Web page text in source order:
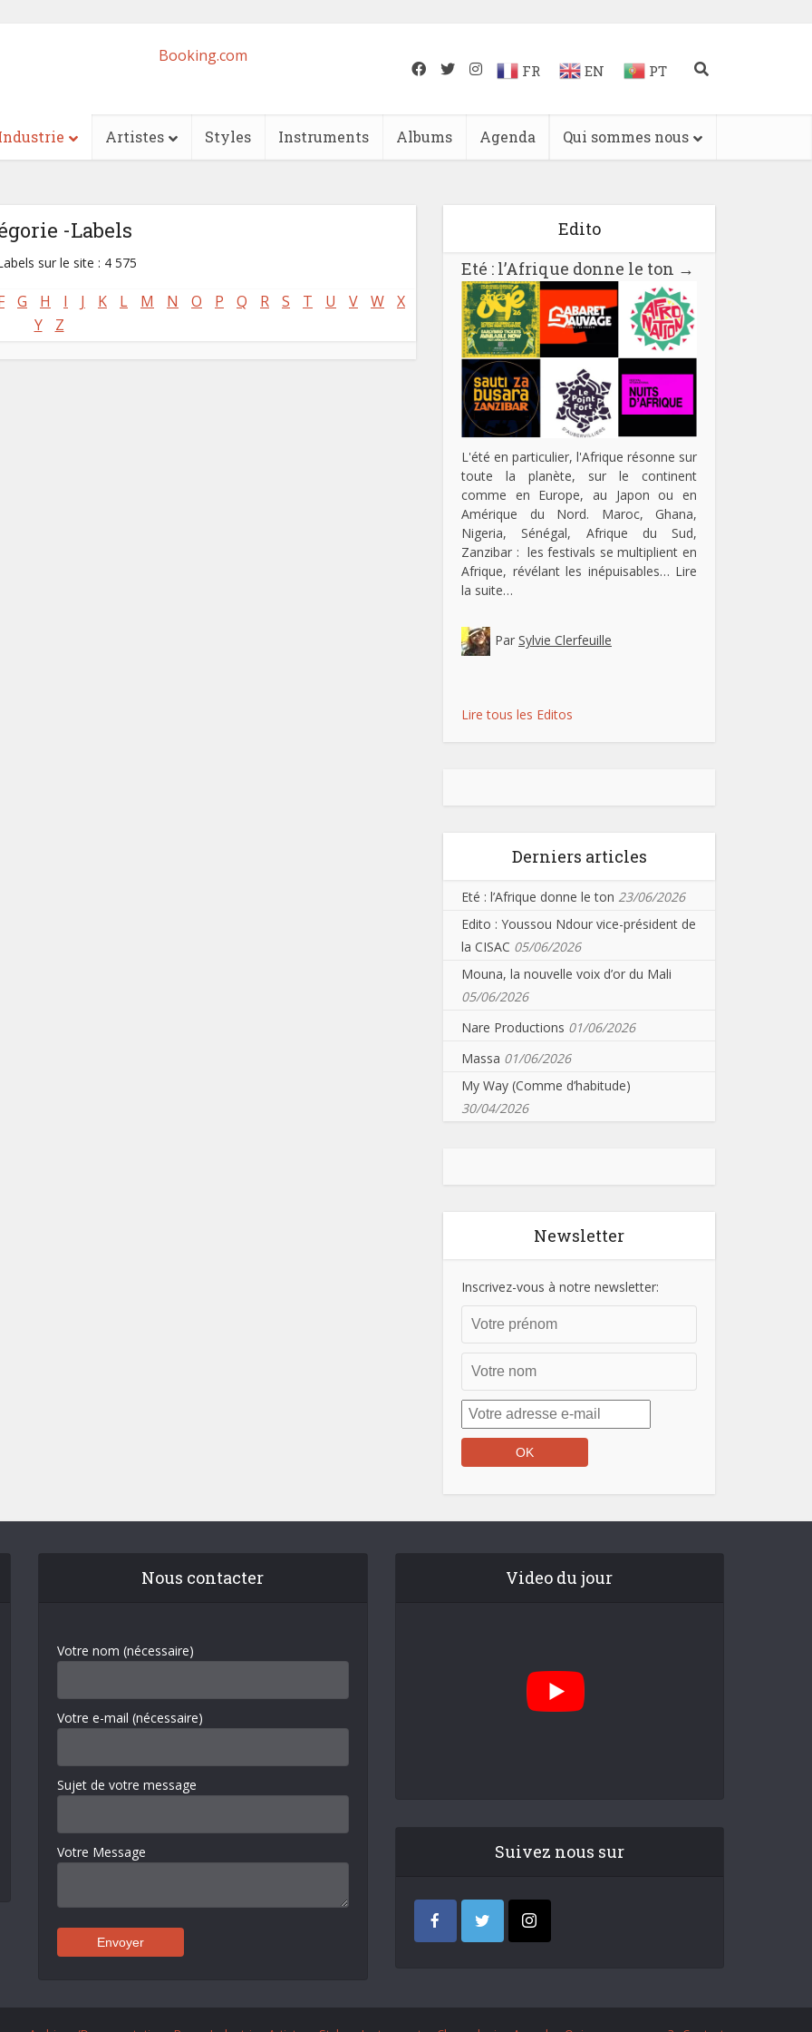
FR EN PT
Booking.com
Artistes Styles Instruments Albums Agenda Qui sommes nous
-Labels
sur le site : 4 575
G H I J K L M N O P Q R S T U V W
X
Y
Z
Edito
Eté : l’Afrique donne le ton →
L'été en particulier, l'Afrique résonne sur
toute la planète, sur le continent
comme en Europe, au Japon ou en
Amérique du Nord. Maroc, Ghana,
Nigeria, Sénégal, Afrique du Sud,
Zanzibar : les festivals se multiplient en
Afrique, révélant les inépuisables… Lire
la suite…
Par Sylvie Clerfeuille
Lire tous les Editos
Derniers articles
Eté : l’Afrique donne le ton 23/06/2026
Edito : Youssou Ndour vice-président de
la CISAC 05/06/2026
Mouna, la nouvelle voix d’or du Mali
05/06/2026
Nare Productions 01/06/2026
Massa 01/06/2026
My Way (Comme d’habitude)
30/04/2026
Newsletter
Inscrivez-vous à notre newsletter:
Nous contacter
Votre nom (nécessaire)
Votre e-mail (nécessaire)
Sujet de votre message
Votre Message
Video du jour
Suivez nous sur